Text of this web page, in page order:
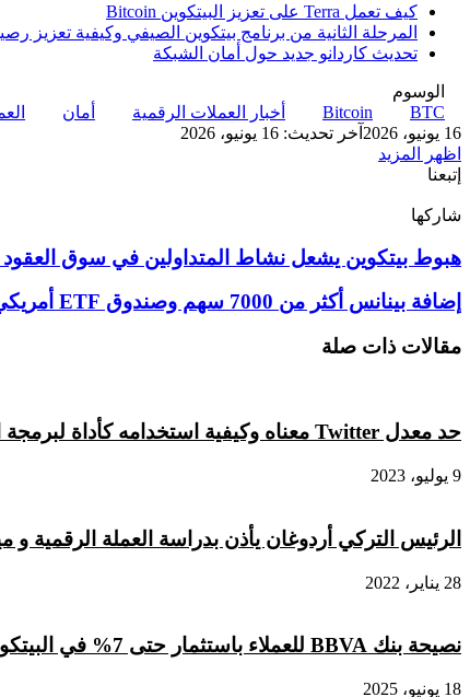
كيف تعمل Terra على تعزيز البيتكوين Bitcoin
المرحلة الثانية من برنامج بيتكوين الصيفي وكيفية تعزيز
تحديث كاردانو جديد حول أمان الشبكة
الوسوم
Bitcoin
BTC أخبار العملات الرقمية أمان
16 يونيو، 2026
آخر تحديث: 16 يونيو، 2026
اظهر المزيد
إتبعنا
شاركها
هبوط
بيتكوين
يشعل
نشاط
المتداولين
في
هبوط بيتكوين يشعل نشاط المتداولين في سوق العقود
إضافة
بينانس
أكثر
ETF
أمريكي
إلى
إضافة بينانس أكثر من 7000 سهم وصندوق ETF أمريكي إلى منصتها
مقالات ذات صلة
حد معدل Twitter معناه وكيفية استخدامه كأداة لبرمجة التطبيقات
9 يوليو، 2023
الرئيس التركي أردوغان يأذن بدراسة العملة الرقمية و
28 يناير، 2022
نصيحة بنك BBVA للعملاء باستثمار حتى 7% في البيتكوين
18 يونيو، 2025